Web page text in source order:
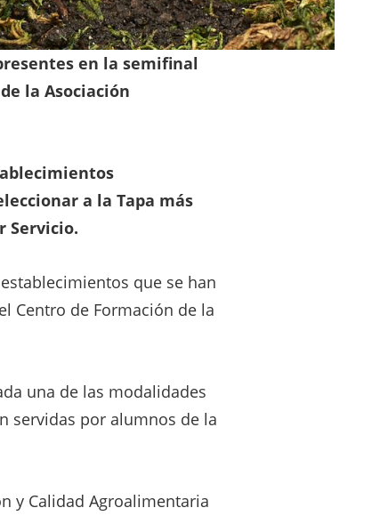
en la semifinal
la Asociación
a la Tapa más
Servicio.
que se han
Centro de Formación de la
una de las modalidades
servidas por alumnos de la
y Calidad Agroalimentaria